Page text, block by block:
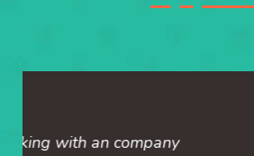
Start working with an